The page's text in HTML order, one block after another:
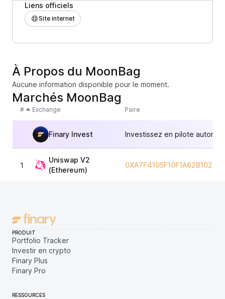
Liens officiels
Site internet
À Propos du MoonBag
Aucune information disponible pour le moment.
Marchés MoonBag
# Exchange Paire
Finary Invest Investissez en pilote
1
Uniswap V2
(Ethereum)
PRODUIT
Portfolio Tracker
Investir en crypto
Finary Plus
Finary Pro
RESSOURCES